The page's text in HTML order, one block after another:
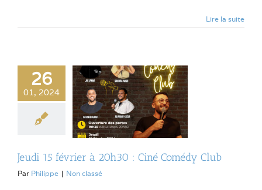
Lire la suite
26
01, 2024
Jeudi 15 février à 20h30 : Ciné Comédy Club
Par Philippe | Non classé